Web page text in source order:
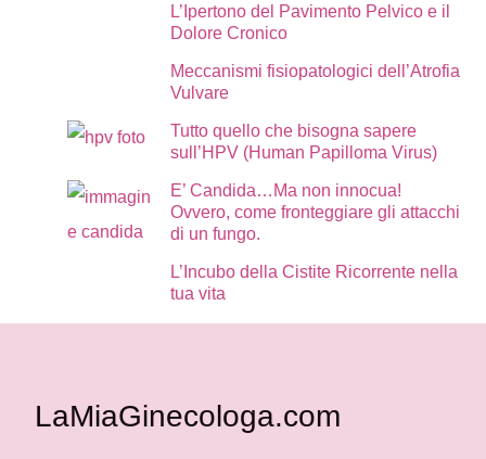
L’Ipertono del Pavimento Pelvico e il
Dolore Cronico
Meccanismi fisiopatologici dell’Atrofia
Vulvare
Tutto quello che bisogna sapere
sull’HPV (Human Papilloma Virus)
E’ Candida…Ma non innocua!
Ovvero, come fronteggiare gli attacchi
di un fungo.
L’Incubo della Cistite Ricorrente nella
tua vita
LaMiaGinecologa.com